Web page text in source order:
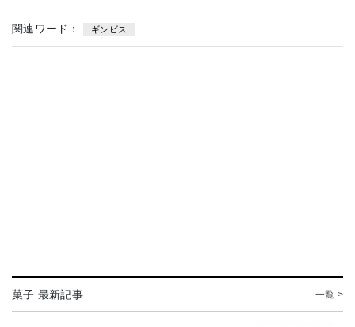
関連ワード： ギンビス
菓子 最新記事 一覧 >